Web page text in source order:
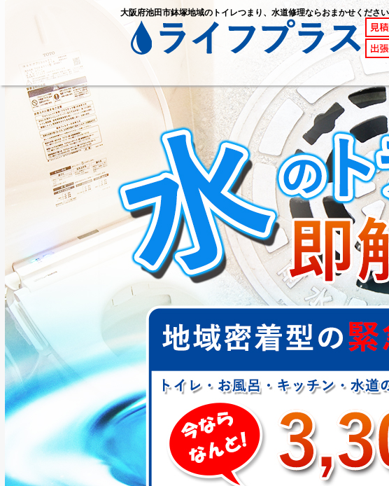
大阪府池田市鉢塚地域のトイレつまり、水道修理ならおまかせください